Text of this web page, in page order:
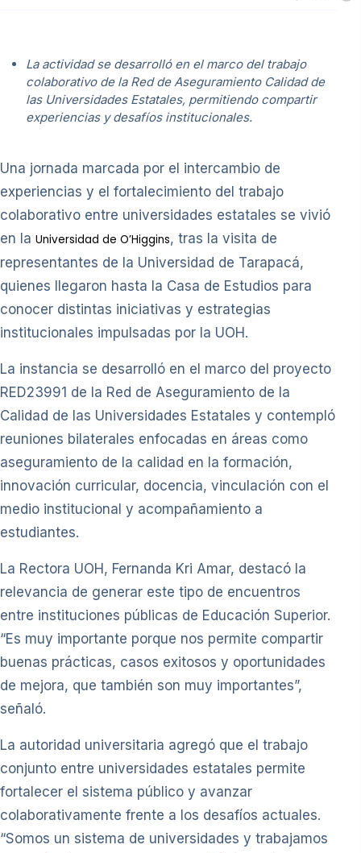
La actividad se desarrolló en el marco del trabajo
colaborativo de la Red de Aseguramiento Calidad de
las Universidades Estatales, permitiendo compartir
experiencias y desafíos institucionales.
Una jornada marcada por el intercambio de
experiencias y el fortalecimiento del trabajo
colaborativo entre universidades estatales se vivió
en la Universidad de O’Higgins, tras la visita de
representantes de la Universidad de Tarapacá,
quienes llegaron hasta la Casa de Estudios para
conocer distintas iniciativas y estrategias
institucionales impulsadas por la UOH.
La instancia se desarrolló en el marco del proyecto
RED23991 de la Red de Aseguramiento de la
Calidad de las Universidades Estatales y contempló
reuniones bilaterales enfocadas en áreas como
aseguramiento de la calidad en la formación,
innovación curricular, docencia, vinculación con el
medio institucional y acompañamiento a
estudiantes.
La Rectora UOH, Fernanda Kri Amar, destacó la
relevancia de generar este tipo de encuentros
entre instituciones públicas de Educación Superior.
“Es muy importante porque nos permite compartir
buenas prácticas, casos exitosos y oportunidades
de mejora, que también son muy importantes”,
señaló.
La autoridad universitaria agregó que el trabajo
conjunto entre universidades estatales permite
fortalecer el sistema público y avanzar
colaborativamente frente a los desafíos actuales.
“Somos un sistema de universidades y trabajamos